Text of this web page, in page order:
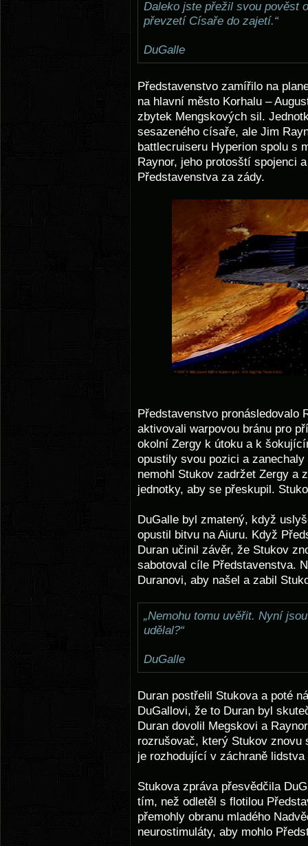
Daleko jste přežil svou pověst
převzetí Císaře do zajetí.“
DuGalle
Představenstvo zamířilo na
na hlavní město Korhalu –
zbytek Mengskových sil.
sesazeného císaře, ale Jim
battlecruiseru Hyperion spolu s
Raynor, jeho protosští spojenci
Představenstva za zády.
Představenstvo pronásledovalo
aktivovali warpovou bránu pro
okolní Zergy k útoku a k
opustily svou pozici a
nemohl Stukov zadržet Zergy a
jednotky, aby se přeskupil.
DuGalle byl zmatený, když
opustil bitvu na Aiuru. Když
Duran učinil závěr, že Stukov
sabotoval cíle Představenstva.
Duranovi, aby našel a zabil
„Nemohu tomu uvěřit. Nyní
udělal?“
DuGalle
Duran postřelil Stukova a poté
DuGallovi, že to Duran byl
Duran dovolil Megskovi a
rozrušovač, který Stukov
je rozhodující v záchraně lidstva
Stukova zpráva přesvědčila
tím, než odletěl s flotilou
přemohly obranu mladého
neurostimuláty, aby mohlo